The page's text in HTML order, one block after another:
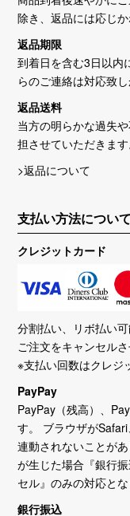
除き、返品には応じ
返品期限
到着日を含む3日以内
らのご連絡は対応致し
返品送料
当方の明らかな過失
担させていただきます
>返品について
支払い方法について
クレジットカード
分割払い、リボ払い
ご注文をキャンセルさ
※支払い回数はクレジ
PayPay
PayPay（残高）、
す。 ブラウザが
連動されないことが
が生じた場合『銀行
セル』のみの対応とな
銀行振込